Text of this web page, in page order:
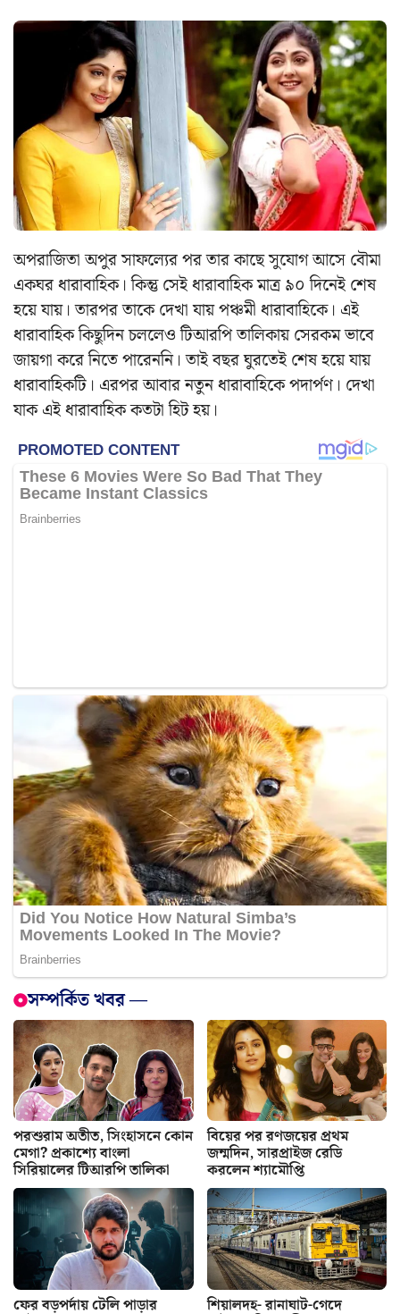
অপরাজিতা অপুর সাফল্যের পর তার কাছে সুযোগ আসে বৌমা
একঘর ধারাবাহিক। কিন্তু সেই ধারাবাহিক মাত্র ৯০ দিনেই শেষ
হয়ে যায়। তারপর তাকে দেখা যায় পঞ্চমী ধারাবাহিকে। এই
ধারাবাহিক কিছুদিন চললেও টিআরপি তালিকায় সেরকম ভাবে
জায়গা করে নিতে পারেননি। তাই বছর ঘুরতেই শেষ হয়ে যায়
ধারাবাহিকটি। এরপর আবার নতুন ধারাবাহিকে পদার্পণ। দেখা
যাক এই ধারাবাহিক কতটা হিট হয়।
সম্পর্কিত খবর —
পরশুরাম অতীত, সিংহাসনে কোন
মেগা? প্রকাশ্যে বাংলা
সিরিয়ালের টিআরপি তালিকা
বিয়ের পর রণজয়ের প্রথম
জন্মদিন, সারপ্রাইজ রেডি
করলেন শ্যামৌপ্তি
ফের বড়পর্দায় টেলি পাড়ার শিয়ালদহ- রানাঘাট-গেদে